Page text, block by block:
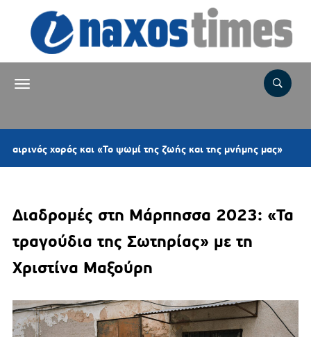
και «Το ψωμί της ζωής και της μνήμης μας» 4 ώρες
Διαδρομές στη Μάρπησσα 2023: «Τα
τραγούδια της Σωτηρίας» με τη
Χριστίνα Μαξούρη